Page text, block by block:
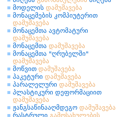
მოდელის დამუშავება
მონაცემების კომპიუტერით
დამუშავება
მონაცემთა ავტომატური
დამუშავება
მონაცემთა დამუშავება
მონაცემთა "ღრუბელში"
დამუშავება
მოწვით დამუშავება
პაკეტური დამუშავება
პარალელური დამუშავება
პლასტიკური დეფორმაციით
დამუშავება
ჟანგსაწინააღმდეგო დამუშავება
რასტრული გამოსახულების